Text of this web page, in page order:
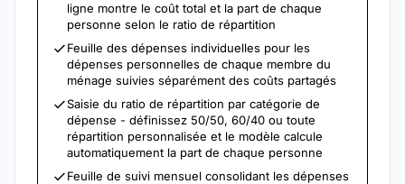
ligne montre le coût total et la part de chaque
personne selon le ratio de répartition
Feuille des dépenses individuelles pour les
dépenses personnelles de chaque membre du
ménage suivies séparément des coûts partagés
Saisie du ratio de répartition par catégorie de
dépense - définissez 50/50, 60/40 ou toute
répartition personnalisée et le modèle calcule
automatiquement la part de chaque personne
Feuille de suivi mensuel consolidant les dépenses